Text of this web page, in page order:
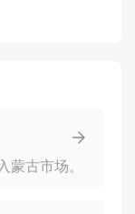
蒙古市场。